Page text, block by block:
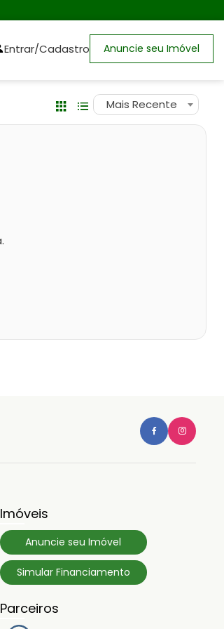
Entrar/Cadastro Anuncie seu Imóvel
Mais Recente
Imóveis
Anuncie seu Imóvel
Simular Financiamento
Parceiros